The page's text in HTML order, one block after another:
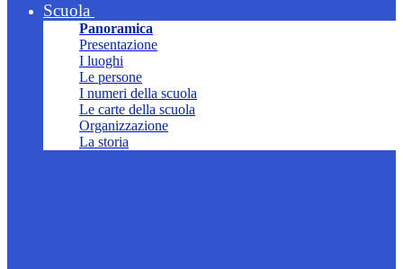
Scuola
Panoramica
Presentazione
I luoghi
Le persone
I numeri della scuola
Le carte della scuola
Organizzazione
La storia